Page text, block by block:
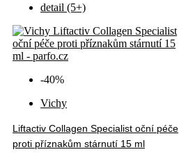
detail (5+)
-40%
Vichy
Liftactiv Collagen Specialist oční péče
proti příznakům stárnutí 15 ml